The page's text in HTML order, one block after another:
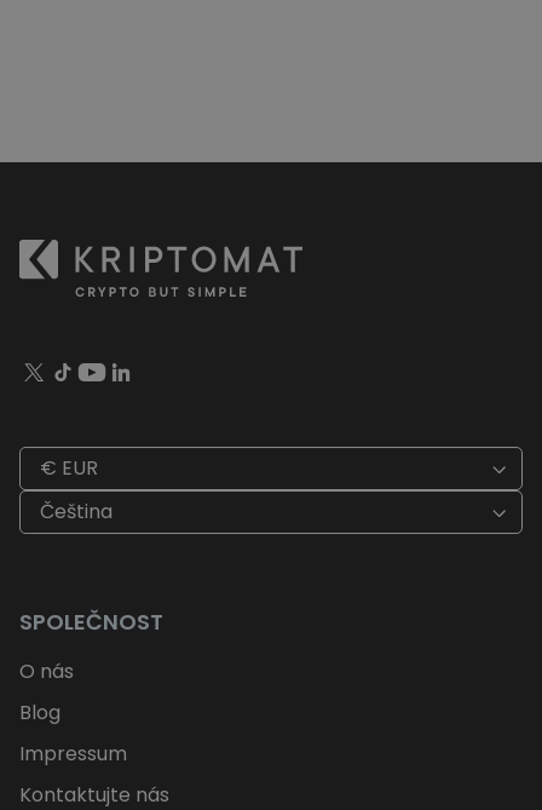
€ EUR
Čeština
SPOLEČNOST
O nás
Blog
Impressum
Kontaktujte nás